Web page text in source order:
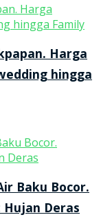
Harga
hingga
Baku Bocor.
Deras